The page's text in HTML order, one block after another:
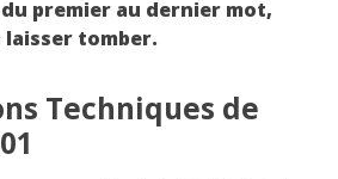
premier au dernier mot,
laisser tomber.
Techniques de